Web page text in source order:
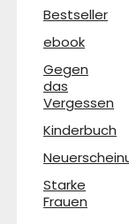
Bestseller
ebook
Gegen
das
Vergessen
Kinderbuch
Starke
Frauen